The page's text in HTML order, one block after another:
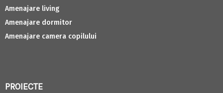
Amenajare living
Amenajare dormitor
Amenajare camera copilului
PROIECTE